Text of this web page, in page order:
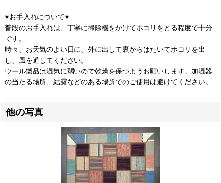
※お手入れについて※
普段のお手入れは、丁寧に掃除機をかけてホコリをとる程度で十分
です。
時々、お天気のよい日に、外に出して裏からはたいてホコリを出
し、風を通してください。
ウール製品は湿気に弱いので乾燥を保つようお願いします。加湿器
の当たる場所、結露などのある場所でのご使用は避けてください。
他の写真